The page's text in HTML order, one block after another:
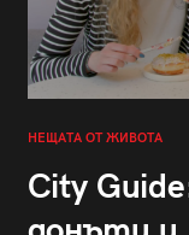
НЕЩАТА ОТ ЖИВОТА
City